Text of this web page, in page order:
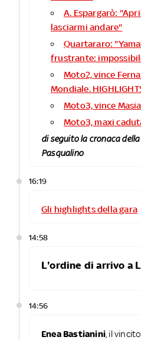
A. Espargarò:
lasciarmi andare"
Quartararo:
frustrante:
Moto2, vince
Mondiale.
Moto3, vince
Moto3, maxi
di seguito la cronaca
Pasqualino
16:19
Gli highlights della gara
14:58
L'ordine di arrivo a
14:56
Enea Bastianini , il